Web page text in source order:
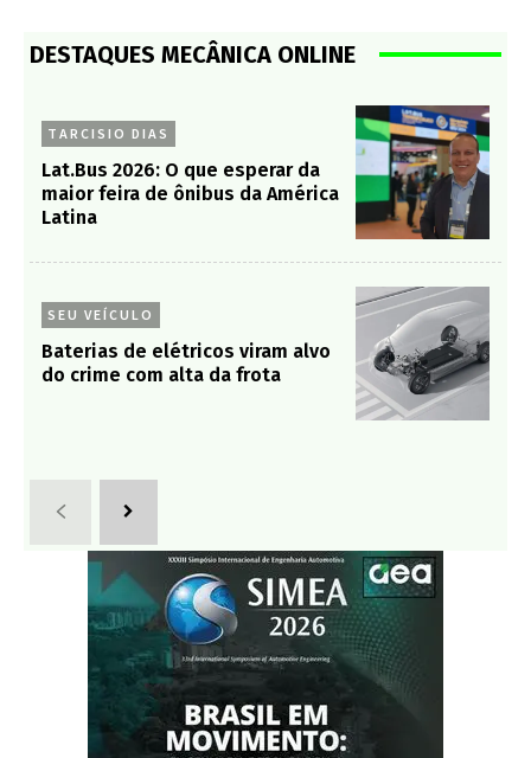
DESTAQUES MECÂNICA ONLINE
TARCISIO DIAS
Lat.Bus 2026: O que esperar da
maior feira de ônibus da América
Latina
SEU VEÍCULO
Baterias de elétricos viram alvo
do crime com alta da frota